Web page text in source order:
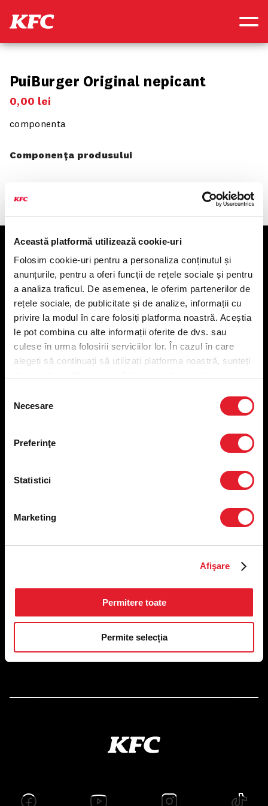
Această platformă utilizează cookie-uri
Folosim cookie-uri pentru a personaliza conținutul și
anunțurile, pentru a oferi funcții de rețele sociale și pentru
a analiza traficul. De asemenea, le oferim partenerilor de
rețele sociale, de publicitate și de analize, informații cu
privire la modul în care folosiți platforma noastră. Aceștia
le pot combina cu alte informații oferite de dvs. sau
culese în urma folosirii serviciilor lor. În cazul în care
alegeți să continuați să utilizați platforma noastră, sunteți
consimțământului
Necesare
Preferinţe
Statistici
Marketing
Afişare
Permitere toate
Permite selecția
PuiBurger Original nepicant
0,00 lei
componenta
Componența produsului
KFC
Meniu livrare
Meniu ridicare
Nutriționale și Alergeni
Abonare Newsletter
Contact
Utile
Politica privind prelucrarea datelor
Condiții de desfășurare „Descarcă KFC APP”
Restaurante
CAMERA 5, Etaj 2
Autorizații și avize